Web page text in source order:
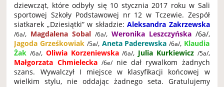
dziewcząt, które odbyły się 10 stycznia 2017 roku w Sali
sportowej Szkoły Podstawowej nr 12 w Tczewie. Zespół
siatkarek „Dziesiątki” w składzie:Aleksandra Zakrzewska
/6a/, Magdalena Sobal /6a/, Weronika Leszczyńska/6a/,
Jagoda Grześkowiak /5a/, Aneta Paderewska /6a/, Klaudia
Żak /6a/, Oliwia Korzeniewska/6a/, Julia Kurkiewicz /5a/,
Małgorzata Chmielecka /6e/nie dał rywalkom żadnych
szans. Wywalczył I miejsce w klasyfikacji końcowej w
wielkim stylu, nie oddając żadnego seta. Gratulujemy